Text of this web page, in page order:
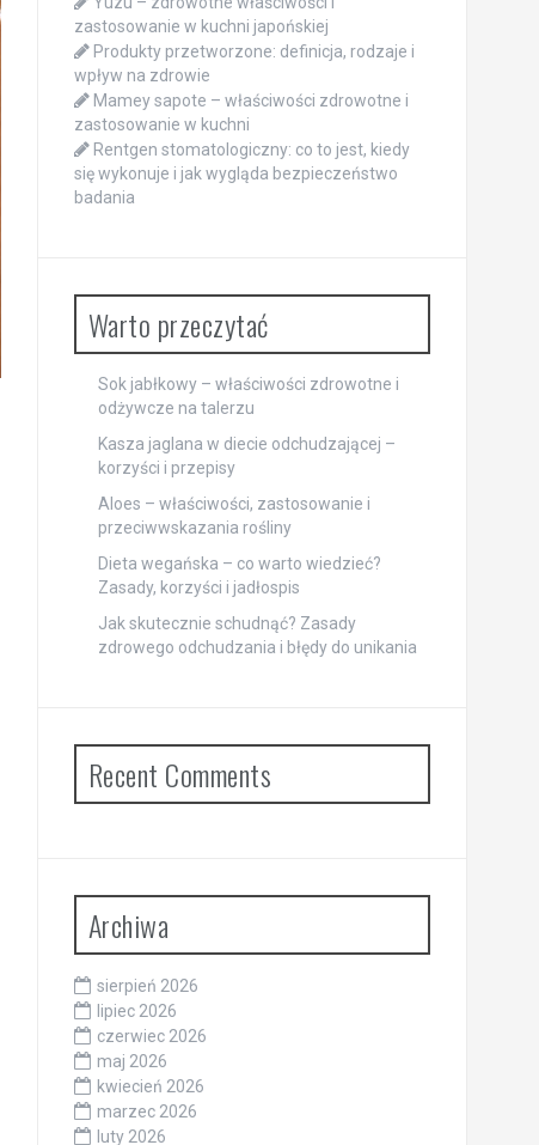
zastosowanie w kuchni japońskiej
Produkty przetworzone: definicja, rodzaje i
wpływ na zdrowie
Mamey sapote – właściwości zdrowotne i
zastosowanie w kuchni
Rentgen stomatologiczny: co to jest, kiedy
się wykonuje i jak wygląda bezpieczeństwo
badania
Warto przeczytać
Sok jabłkowy – właściwości zdrowotne i
odżywcze na talerzu
Kasza jaglana w diecie odchudzającej –
korzyści i przepisy
Aloes – właściwości, zastosowanie i
przeciwwskazania rośliny
Dieta wegańska – co warto wiedzieć?
Zasady, korzyści i jadłospis
Jak skutecznie schudnąć? Zasady
zdrowego odchudzania i błędy do unikania
Recent Comments
Archiwa
sierpień 2026
lipiec 2026
czerwiec 2026
maj 2026
kwiecień 2026
marzec 2026
luty 2026